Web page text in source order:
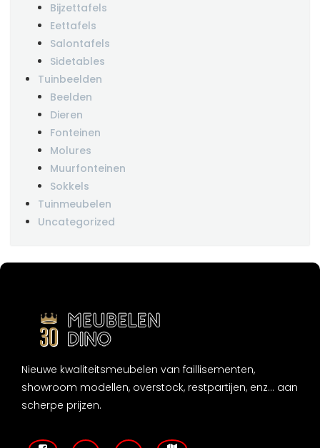
Bijzettafels
Eettafels
Salontafels
Sidetables
Tuinbeelden
Beelden
Dieren
Fonteinen
Molures
Muurfonteinen
Sokkels
Tuinmeubelen
Uncategorized
Nieuwe kwaliteitsmeubelen van faillisementen,
showroom modellen, overstock, restpartijen, enz... aan
scherpe prijzen.